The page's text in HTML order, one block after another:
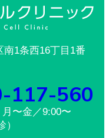
南1条西16丁目1番
117-560
月〜金／9:00〜